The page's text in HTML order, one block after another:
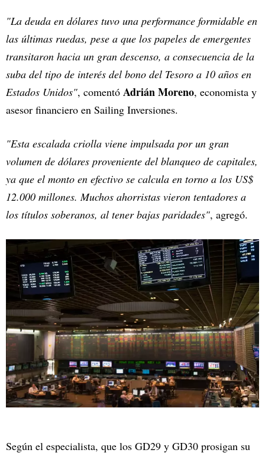
"La deuda en dólares tuvo una performance formidable en
las últimas ruedas, pese a que los papeles de emergentes
transitaron hacia un gran descenso, a consecuencia de la
suba del tipo de interés del bono del Tesoro a 10 años en
Estados Unidos", comentó Adrián Moreno, economista y
asesor financiero en Sailing Inversiones.
"Esta escalada criolla viene impulsada por un gran
volumen de dólares proveniente del blanqueo de capitales,
ya que el monto en efectivo se calcula en torno a los US$
12.000 millones. Muchos ahorristas vieron tentadores a
los títulos soberanos, al tener bajas paridades", agregó.
Según el especialista, que los GD29 y GD30 prosigan su